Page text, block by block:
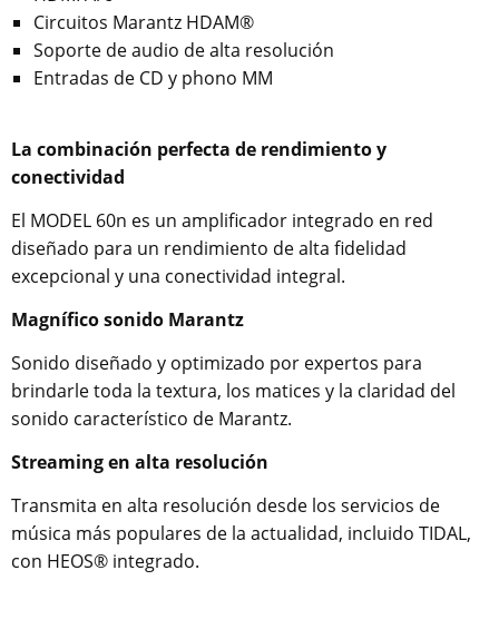
Circuitos Marantz HDAM®
Soporte de audio de alta resolución
Entradas de CD y phono MM
La combinación perfecta de rendimiento y
conectividad
El MODEL 60n es un amplificador integrado en red
diseñado para un rendimiento de alta fidelidad
excepcional y una conectividad integral.
Magnífico sonido Marantz
Sonido diseñado y optimizado por expertos para
brindarle toda la textura, los matices y la claridad del
sonido característico de Marantz.
Streaming en alta resolución
Transmita en alta resolución desde los servicios de
música más populares de la actualidad, incluido TIDAL,
con HEOS® integrado.